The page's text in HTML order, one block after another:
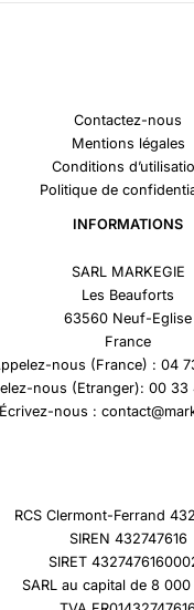
Contactez-nous
Mentions légales
Conditions
Politique de
INFORMATIONS
SARL MARKEGIE
Les Beauforts
63560 Neuf-Eglise
France
nous (France) : 04
nous (Etranger): 00 33
Écrivez-nous :
RCS Clermont-Ferrand
SIREN 432747616
SIRET
SARL au capital de 8 000